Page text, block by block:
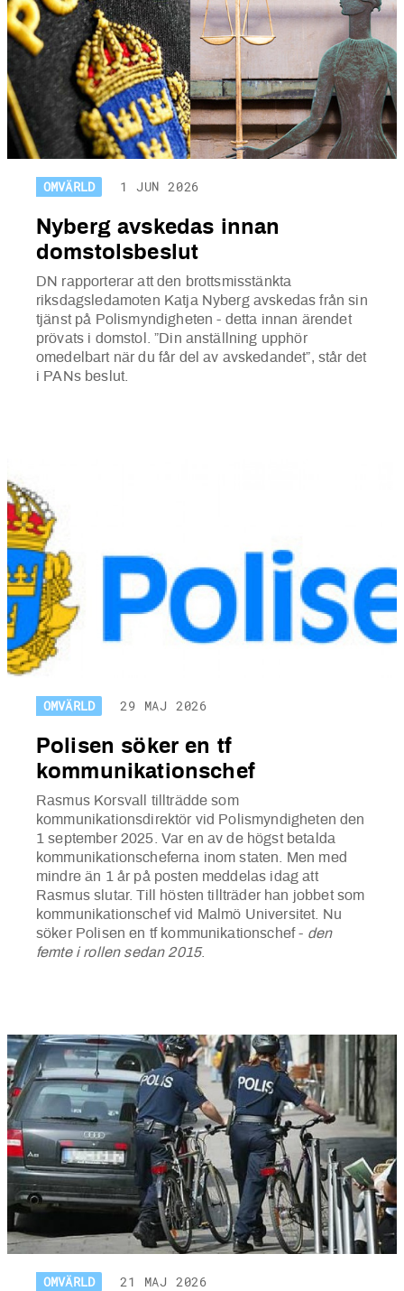
OMVÄRLD 1 JUN 2026
Nyberg avskedas innan
domstolsbeslut
DN rapporterar att den brottsmisstänkta
riksdagsledamoten Katja Nyberg avskedas från sin
tjänst på Polismyndigheten - detta innan ärendet
prövats i domstol. ”Din anställning upphör
omedelbart när du får del av avskedandet”, står det
i PANs beslut.
OMVÄRLD 29 MAJ 2026
Polisen söker en tf
kommunikationschef
Rasmus Korsvall tillträdde som
kommunikationsdirektör vid Polismyndigheten den
1 september 2025. Var en av de högst betalda
kommunikationscheferna inom staten. Men med
mindre än 1 år på posten meddelas idag att
Rasmus slutar. Till hösten tillträder han jobbet som
kommunikationschef vid Malmö Universitet. Nu
söker Polisen en tf kommunikationschef - den
femte i rollen sedan 2015.
OMVÄRLD 21 MAJ 2026